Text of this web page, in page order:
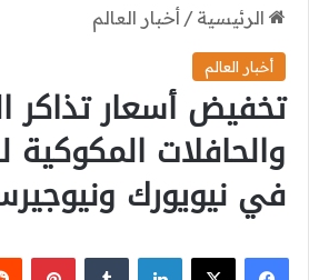
الرئيسية / أخبار العالم
أخبار العالم
تخفيض أسعار تذاكر
والحافلات
في نيويورك
فيسبوك
‫X لينكدإن